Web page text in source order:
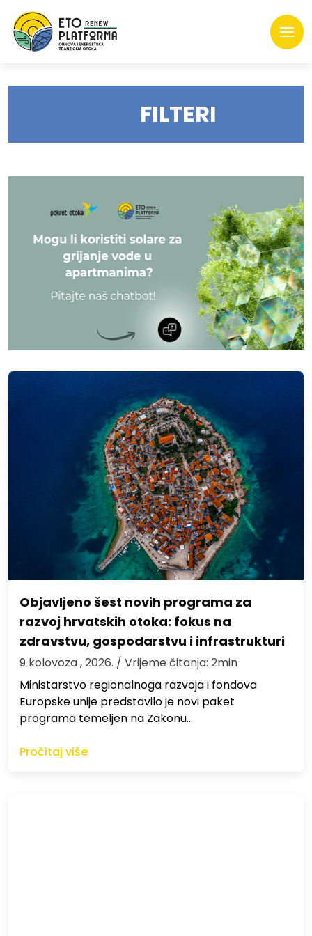
FILTERI
Objavljeno šest novih programa za
razvoj hrvatskih otoka: fokus na
zdravstvu, gospodarstvu i infrastrukturi
9 kolovoza , 2026. / Vrijeme čitanja: 2min
Ministarstvo regionalnoga razvoja i fondova
Europske unije predstavilo je novi paket
programa temeljen na Zakonu…
Pročitaj više